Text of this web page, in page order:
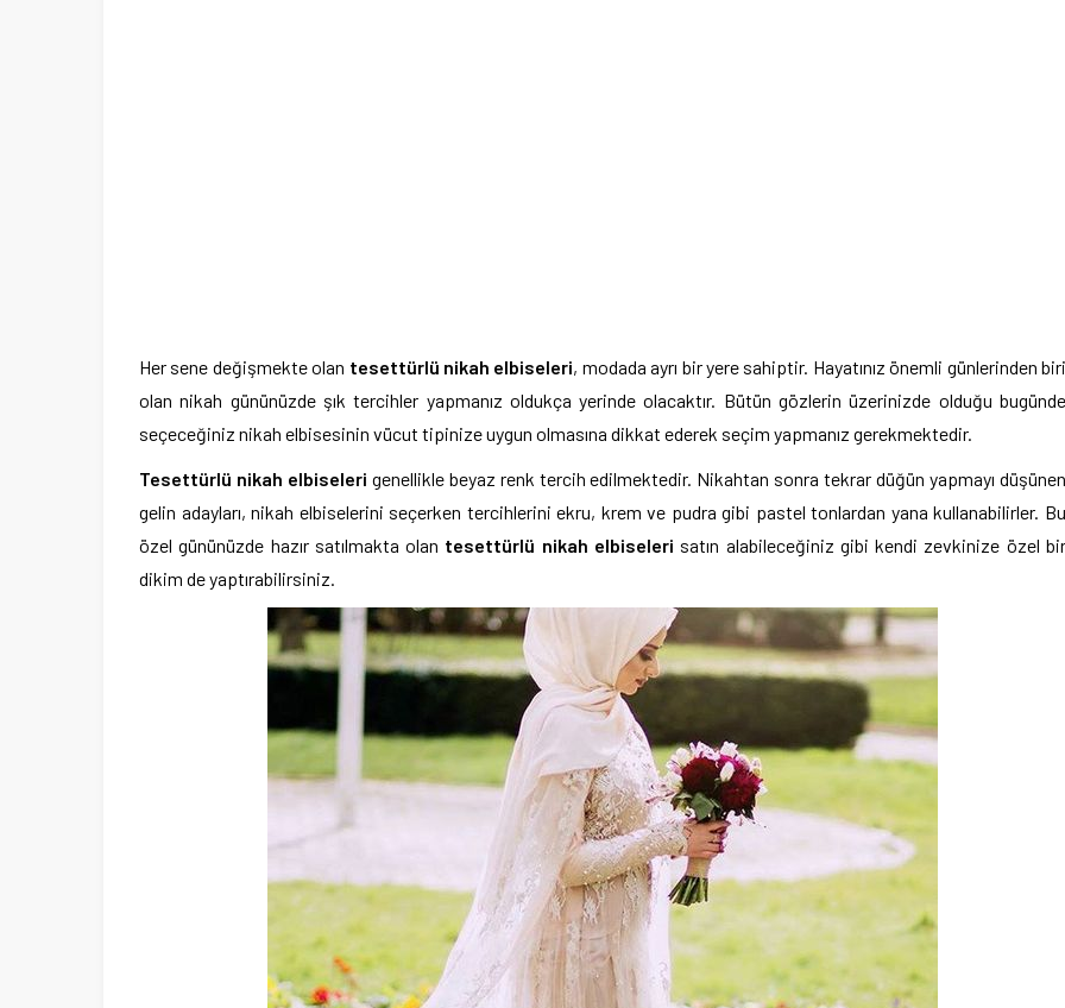
Her sene değişmekte olan tesettürlü nikah elbiseleri, modada ayrı bir yere sahiptir. Hayatınız önemli günlerinden biri
olan nikah gününüzde şık tercihler yapmanız oldukça yerinde olacaktır. Bütün gözlerin üzerinizde olduğu bugünde
seçeceğiniz nikah elbisesinin vücut tipinize uygun olmasına dikkat ederek seçim yapmanız gerekmektedir.
Tesettürlü nikah elbiseleri genellikle beyaz renk tercih edilmektedir. Nikahtan sonra tekrar düğün yapmayı düşünen
gelin adayları, nikah elbiselerini seçerken tercihlerini ekru, krem ve pudra gibi pastel tonlardan yana kullanabilirler. Bu
özel gününüzde hazır satılmakta olan tesettürlü nikah elbiseleri satın alabileceğiniz gibi kendi zevkinize özel bir
dikim de yaptırabilirsiniz.